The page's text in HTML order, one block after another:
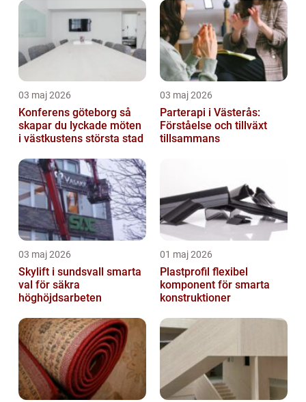
03 maj 2026
Konferens göteborg så
skapar du lyckade möten
i västkustens största stad
03 maj 2026
Parterapi i Västerås:
Förståelse och tillväxt
tillsammans
03 maj 2026
Skylift i sundsvall smarta
val för säkra
höghöjdsarbeten
01 maj 2026
Plastprofil flexibel
komponent för smarta
konstruktioner